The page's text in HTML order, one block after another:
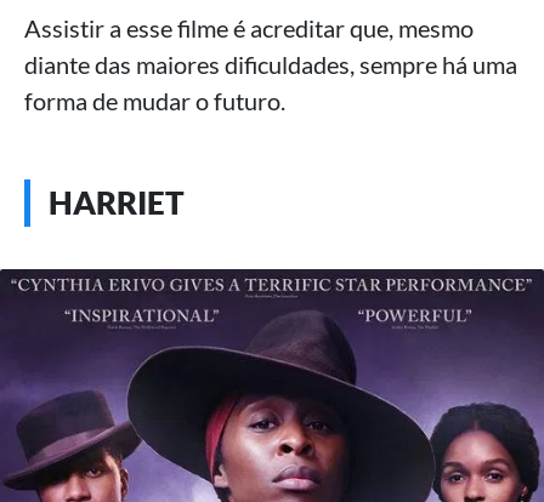
Assistir a esse filme é acreditar que, mesmo
diante das maiores dificuldades, sempre há uma
forma de mudar o futuro.
HARRIET